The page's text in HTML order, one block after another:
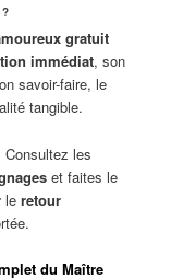
gratuit
immédiat, son
savoir-faire, le
tangible.
les
et faites le
leretour
du Maître